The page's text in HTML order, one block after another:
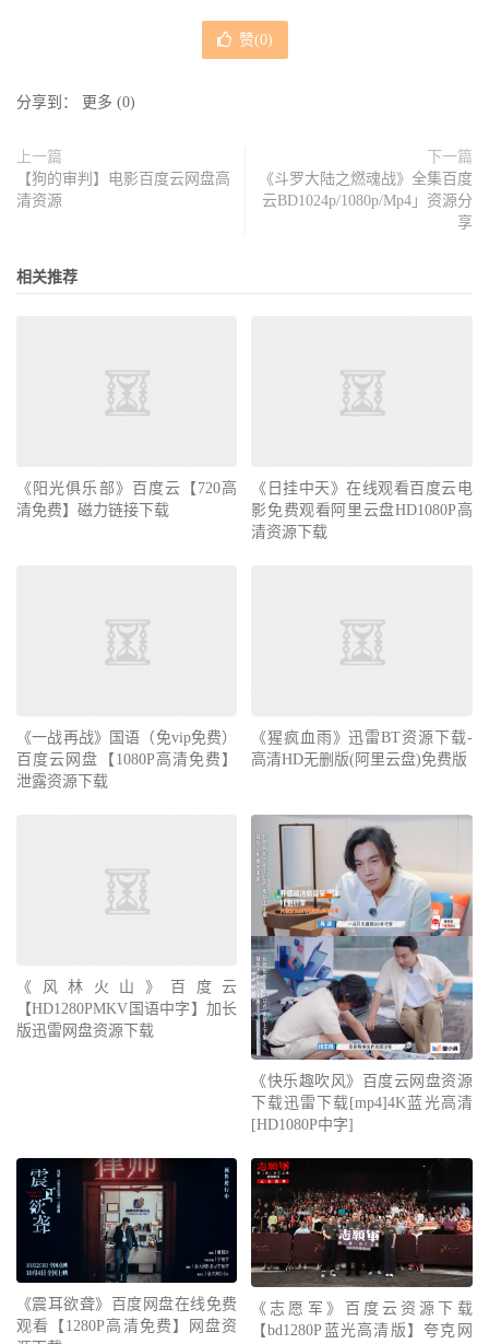
赞(0)
分享到： 更多 (0)
上一篇
【狗的审判】电影百度云网盘高
清资源
下一篇
《斗罗大陆之燃魂战》全集百度
云BD1024p/1080p/Mp4」资源分
享
相关推荐
《阳光俱乐部》百度云【720高
清免费】磁力链接下载
《日挂中天》在线观看百度云电
影免费观看阿里云盘HD1080P高
清资源下载
《一战再战》国语（免vip免费）
百度云网盘【1080P高清免费】
泄露资源下载
《猩疯血雨》迅雷BT资源下载-
高清HD无删版(阿里云盘)免费版
《风林火山》百度云
【HD1280PMKV国语中字】加长
版迅雷网盘资源下载
《快乐趣吹风》百度云网盘资源
下载迅雷下载[mp4]4K蓝光高清
[HD1080P中字]
《震耳欲聋》百度网盘在线免费
观看【1280P高清免费】网盘资
《志愿军》百度云资源下载
【bd1280P蓝光高清版】夸克网